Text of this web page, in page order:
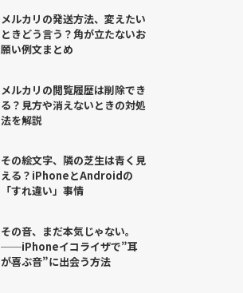
メルカリの発送方法、変えたい
ときどう言う？角が立たないお
願い例文まとめ
メルカリの閲覧履歴は削除でき
る？見方や消えないときの対処
法を解説
その絵文字、隣の芝生は青く見
える？iPhoneとAndroidの
「すれ違い」事情
その音、まだ本気じゃない。
──iPhoneイコライザで”耳
が喜ぶ音”に出会う方法